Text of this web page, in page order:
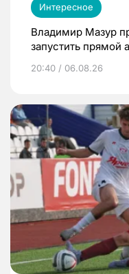
Интересное
Владимир Мазур
запустить прямой
20:40 / 06.08.26